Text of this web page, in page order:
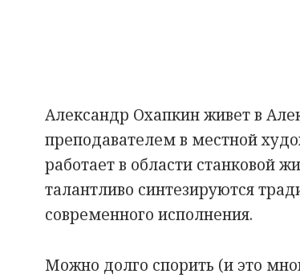
Александр Охапкин живет в
преподавателем в местной
работает в области станковой
талантливо синтезируются
современного исполнения.
Можно долго спорить (и это